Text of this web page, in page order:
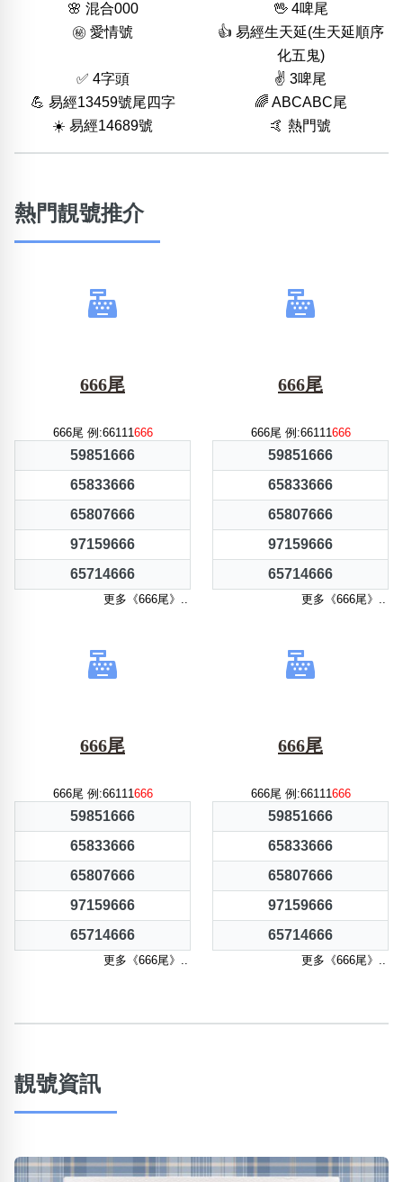
🌸 混合000
🖖 4啤尾
㊙️ 愛情號
👍 易經生天延(生天延順序
化五鬼)
✅ 4字頭
✌️ 3啤尾
💪 易經13459號尾四字
🌈 ABCABC尾
☀️ 易經14689號
🤙 熱門號
熱門靚號推介
666尾
666尾 例:66111666
59851666
65833666
65807666
97159666
65714666
更多《666尾》..
666尾
666尾 例:66111666
59851666
65833666
65807666
97159666
65714666
更多《666尾》..
666尾
666尾 例:66111666
59851666
65833666
65807666
97159666
65714666
更多《666尾》..
666尾
666尾 例:66111666
59851666
65833666
65807666
97159666
65714666
更多《666尾》..
靚號資訊